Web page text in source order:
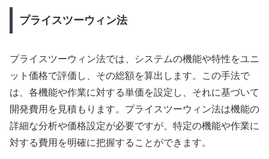
プライスツーウィン法
プライスツーウィン法では、システムの機能や特性をユニ
ット価格で評価し、その総額を算出します。この手法で
は、各機能や作業に対する単価を設定し、それに基づいて
開発費用を見積もります。プライスツーウィン法は機能の
詳細な分析や価格設定が必要ですが、特定の機能や作業に
対する費用を明確に把握することができます。